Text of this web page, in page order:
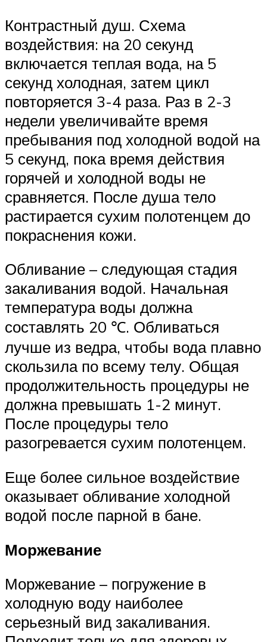
Контрастный душ. Схема
воздействия: на 20 секунд
включается теплая вода, на 5
секунд холодная, затем цикл
повторяется 3-4 раза. Раз в 2-3
недели увеличивайте время
пребывания под холодной водой на
5 секунд, пока время действия
горячей и холодной воды не
сравняется. После душа тело
растирается сухим полотенцем до
покраснения кожи.
Обливание – следующая стадия
закаливания водой. Начальная
температура воды должна
составлять 20 ℃. Обливаться
лучше из ведра, чтобы вода плавно
скользила по всему телу. Общая
продолжительность процедуры не
должна превышать 1-2 минут.
После процедуры тело
разогревается сухим полотенцем.
Еще более сильное воздействие
оказывает обливание холодной
водой после парной в бане.
Моржевание
Моржевание – погружение в
холодную воду наиболее
серьезный вид закаливания.